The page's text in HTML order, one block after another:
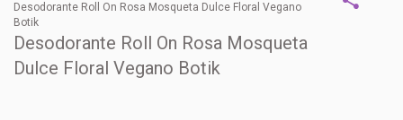
Desodorante Roll On Rosa Mosqueta Dulce Floral Vegano
Botik
Desodorante Roll On Rosa Mosqueta
Dulce Floral Vegano Botik